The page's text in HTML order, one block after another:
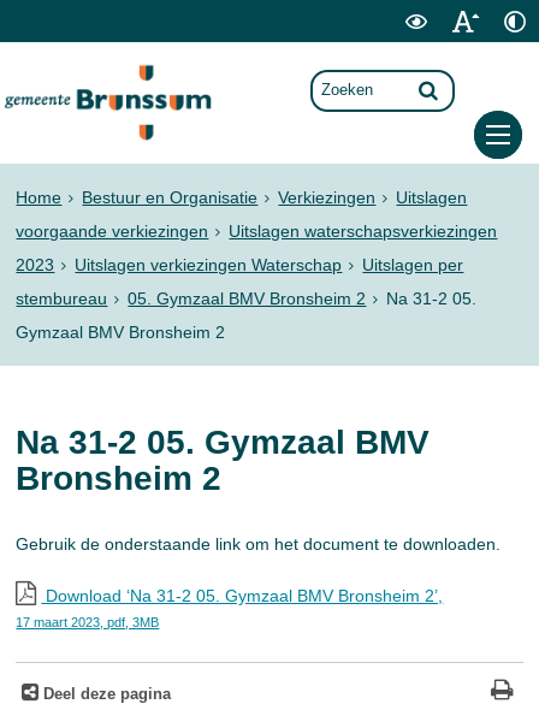
Home Bestuur en Organisatie Verkiezingen
Uitslagen
voorgaande verkiezingen
Uitslagen waterschapsverkiezingen
2023
Uitslagen verkiezingen Waterschap
Uitslagen per
stembureau
05. Gymzaal BMV Bronsheim 2
Na 31-2 05.
Gymzaal BMV Bronsheim 2
Na 31-2 05. Gymzaal BMV
Bronsheim 2
Gebruik de onderstaande link om het document te downloaden.
Download ‘Na 31-2 05. Gymzaal BMV Bronsheim 2’,
17 maart 2023,pdf , 3MB
Deel deze pagina